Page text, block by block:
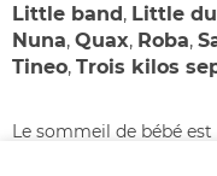
Little band, Little
Nuna, Quax, Roba,
Tineo, Trois kilos
Le sommeil de bébé